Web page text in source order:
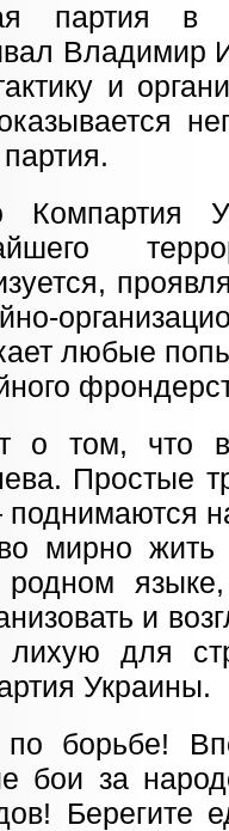
партия в
Владимир
и
Компартия
любые
о том, что
Простые
мирно
языке,
и
для
Украины.
по борьбе!
бои за
Берегите